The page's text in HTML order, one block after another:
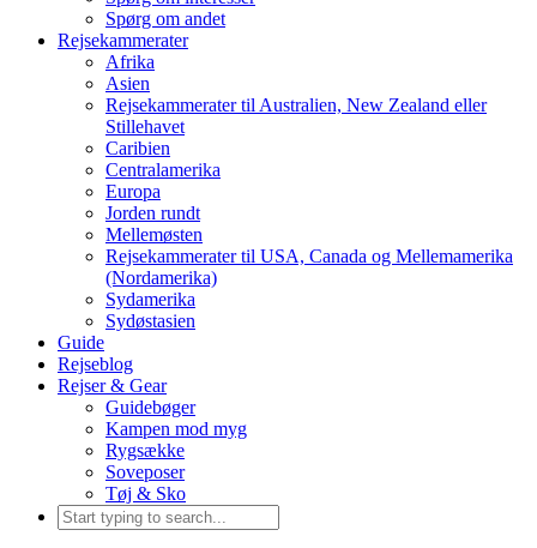
Spørg om andet
Rejsekammerater
Afrika
Asien
Rejsekammerater til Australien, New Zealand eller
Stillehavet
Caribien
Centralamerika
Europa
Jorden rundt
Mellemøsten
Rejsekammerater til USA, Canada og Mellemamerika
(Nordamerika)
Sydamerika
Sydøstasien
Guide
Rejseblog
Rejser & Gear
Guidebøger
Kampen mod myg
Rygsække
Soveposer
Tøj & Sko